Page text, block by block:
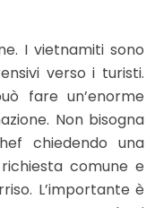
I vietnamiti sono
verso i turisti.
fare un’enorme
Non bisogna
chiedendo una
comune e
L’importante è